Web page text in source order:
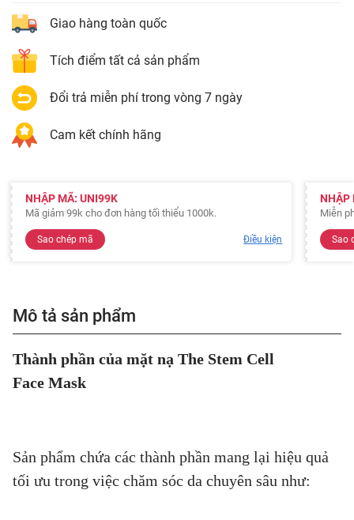
Giao hàng toàn quốc
Tích điểm tất cả sản phẩm
Đổi trả miễn phí trong vòng 7 ngày
Cam kết chính hãng
NHẬP MÃ: UNI99K
Mã giảm 99k cho đơn hàng tối thiểu 1000k.
Sao chép mã Điều kiện
NHẬP
Miễn
Sao
Mô tả sản phẩm
Thành phần của mặt nạ The Stem Cell
Face Mask
Sản phẩm chứa các thành phần mang lại hiệu quả
tối ưu trong việc chăm sóc da chuyên sâu như: